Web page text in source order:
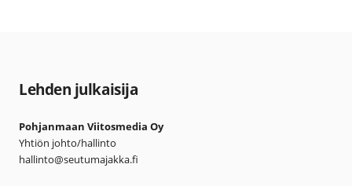
Lehden julkaisija
Pohjanmaan Viitosmedia Oy
Yhtiön johto/hallinto
hallinto@seutumajakka.fi